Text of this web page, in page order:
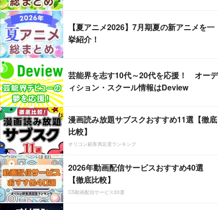
【夏アニメ2026】7月期夏の新アニメを一
挙紹介！
芸能界を志す10代～20代を応援！ オーデ
ィション・スクール情報はDeview
漫画読み放題サブスクおすすめ11選【徹底
比較】
オリコン顧客満足度ランキング
2026年動画配信サービスおすすめ40選
【徹底比較】
CS動画配信サービス20選